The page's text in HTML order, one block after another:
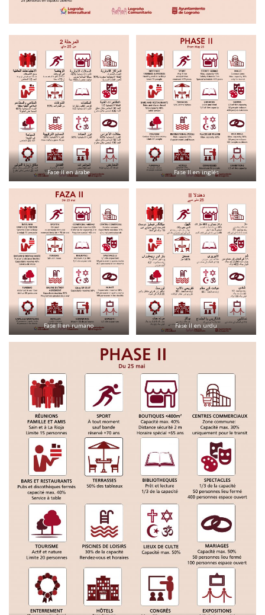
Fase II en árabe Fase II en inglés
Fase II en rumano Fase II en urdu